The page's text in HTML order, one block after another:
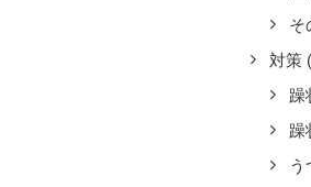
そ
対策
躁
躁
う